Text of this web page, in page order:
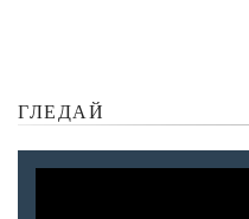
ГЛЕДАЙ